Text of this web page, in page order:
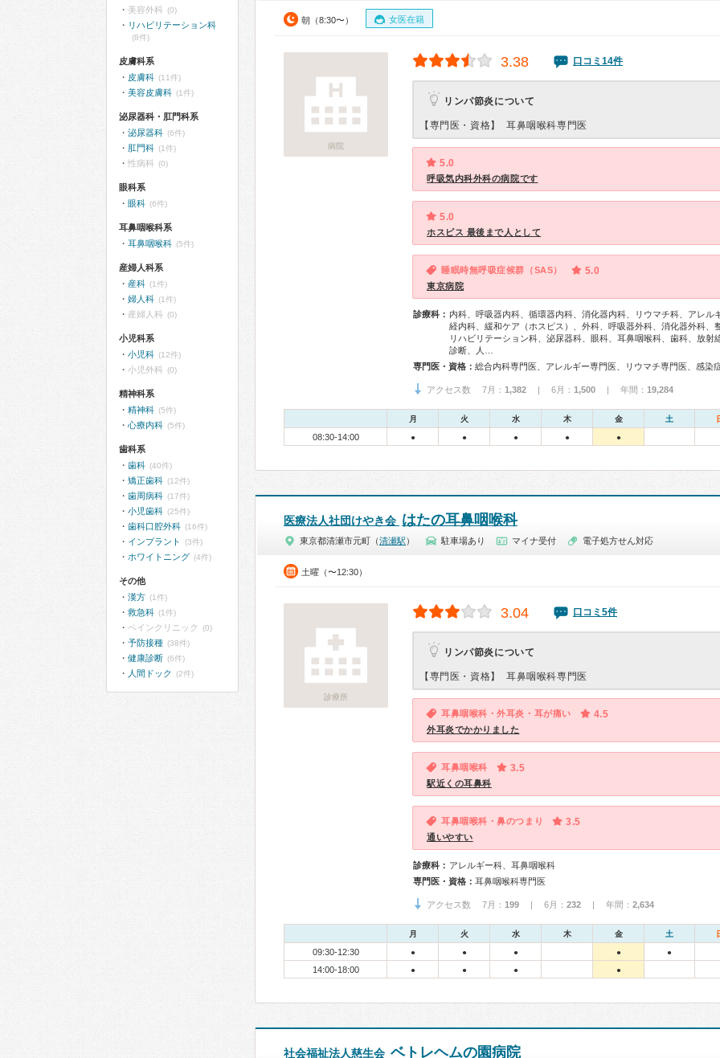
朝（8:30〜） 女医在籍
病院
3.38 口コミ14件
リンパ節炎について
【専門医・資格】 耳鼻咽喉科専門医
5.0
呼吸気内科外科の病院です
5.0
ホスピス 最後まで人として
睡眠時無呼吸症候群（SAS） 5.0
東京病院
診療科： 内科、呼吸器内科、循環器内科、消化器内科、リウマチ科、アレル
経内科、緩和ケア（ホスピス）、外科、呼吸器外科、消化器外科、
リハビリテーション科、泌尿器科、眼科、耳鼻咽喉科、歯科、放射
診断、人…
専門医・資格：
アクセス数 7月： 1,382 | 6月： 1,500 | 年間： 19,284
月 火 水 木 金 土
08:30-14:00 ● ● ● ● ●
医療法人社団けやき会 はたの耳鼻咽喉科
東京都清瀬市元町（清瀬駅 ） 駐車場あり マイナ受付 電子処方せん対応
土曜（〜12:30）
診療所
3.04 口コミ5件
リンパ節炎について
【専門医・資格】 耳鼻咽喉科専門医
耳鼻咽喉科・外耳炎・耳が痛い 4.5
外耳炎でかかりました
耳鼻咽喉科 3.5
駅近くの耳鼻科
耳鼻咽喉科・鼻のつまり 3.5
通いやすい
診療科： アレルギー科、耳鼻咽喉科
専門医・資格： 耳鼻咽喉科専門医
アクセス数 7月： 199 | 6月： 232 | 年間： 2,634
月 火 水 木 金 土
09:30-12:30 ● ● ● ● ●
14:00-18:00 ● ● ● ●
社会福祉法人慈生会 ベトレヘムの園病院
美容外科 (0)
リハビリテーション科
(8件)
皮膚科系
皮膚科 (11件)
美容皮膚科 (1件)
泌尿器科・肛門科系
泌尿器科 (6件)
肛門科 (1件)
性病科 (0)
眼科系
眼科 (6件)
耳鼻咽喉科系
耳鼻咽喉科 (5件)
産婦人科系
産科 (1件)
婦人科 (1件)
産婦人科 (0)
小児科系
小児科 (12件)
小児外科 (0)
精神科系
精神科 (5件)
心療内科 (5件)
歯科系
歯科 (40件)
矯正歯科 (12件)
歯周病科 (17件)
小児歯科 (25件)
歯科口腔外科 (16件)
インプラント (3件)
ホワイトニング (4件)
その他
漢方 (1件)
救急科 (1件)
ペインクリニック (0)
予防接種 (38件)
健康診断 (6件)
人間ドック (2件)